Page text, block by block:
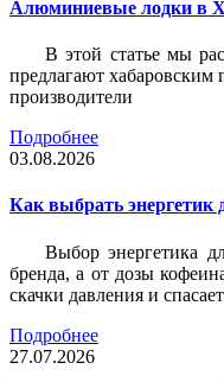
Алюминиевые лодки в
В этой статье мы
предлагают хабаровским
производители
Подробнее
03.08.2026
Как выбрать энергетик
Выбор энергетика
бренда, а от дозы
скачки давления и
Подробнее
27.07.2026